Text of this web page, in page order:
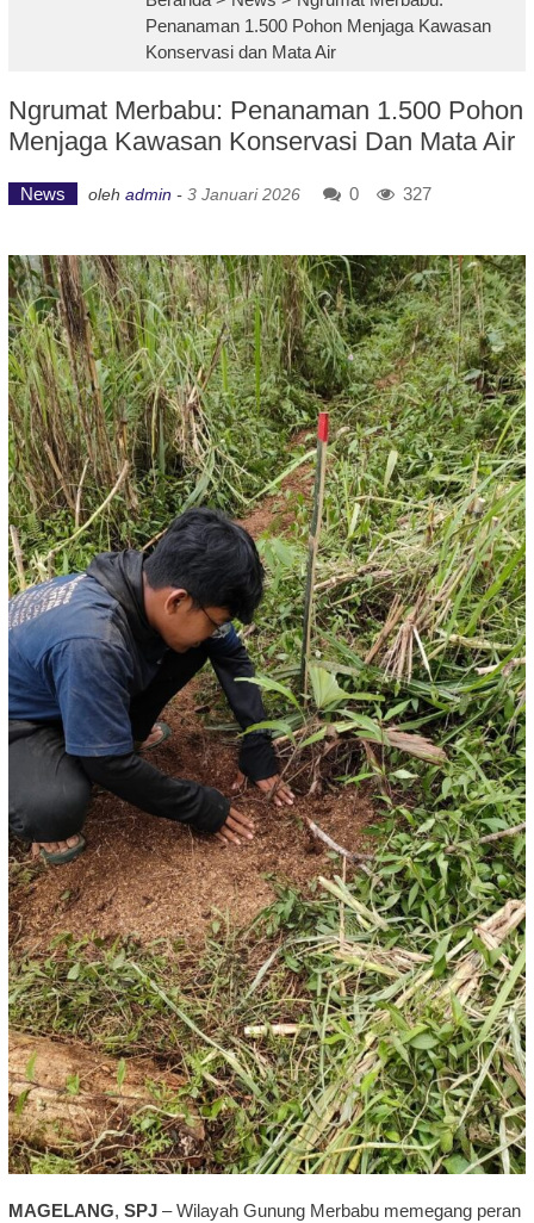
Penanaman 1.500 Pohon Menjaga Kawasan
Konservasi dan Mata Air
Ngrumat Merbabu: Penanaman 1.500 Pohon
Menjaga Kawasan Konservasi Dan Mata Air
News oleh admin - 3 Januari 2026 0 327
MAGELANG, SPJ– Wilayah Gunung Merbabu memegang peran